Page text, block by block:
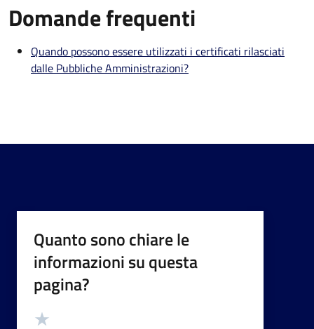
Domande frequenti
Quando possono essere utilizzati i certificati rilasciati
dalle Pubbliche Amministrazioni?
Quanto sono chiare le
informazioni su questa
pagina?
Valutazione